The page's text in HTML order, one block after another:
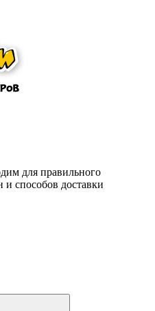
для правильного
и способов доставки